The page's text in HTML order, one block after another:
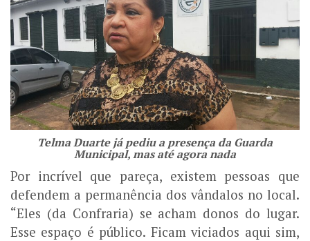
Telma Duarte já pediu a presença da Guarda
Municipal, mas até agora nada
Por incrível que pareça, existem pessoas que
defendem a permanência dos vândalos no local.
“Eles (da Confraria) se acham donos do lugar.
Esse espaço é público. Ficam viciados aqui sim,